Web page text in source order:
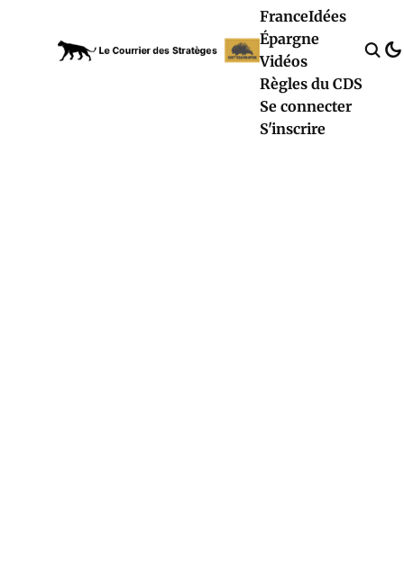
FranceIdées
Épargne
Vidéos
Règles du CDS
Se connecter
S'inscrire